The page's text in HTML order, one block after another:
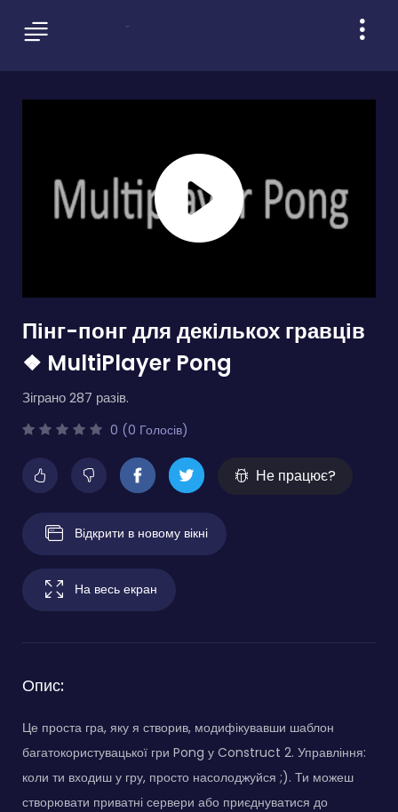
Пінг-понг для декількох гравців
❖ MultiPlayer Pong
Зіграно 287 разів.
0 (0 Голосів)
Не працює?
Відкрити в новому вікні
На весь екран
Опис:
Це проста гра, яку я створив, модифікувавши шаблон
багатокористувацької гри Pong у Construct 2. Управління:
коли ти входиш у гру, просто насолоджуйся ;). Ти можеш
створювати приватні сервери або приєднуватися до